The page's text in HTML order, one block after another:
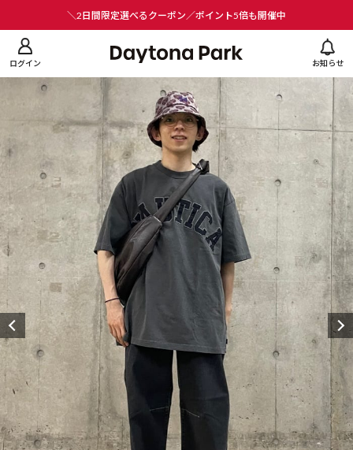
＼2日間限定選べるクーポン／ポイント5倍も開催中
ログイン お知らせ